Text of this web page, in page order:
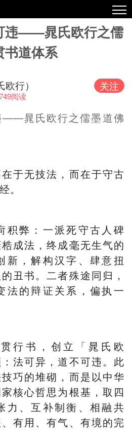
热点
原创
视频
专栏
违——晁氏欧行之儒
书道体系
行）
阅读
关注
——晁氏欧行之儒墨道佛
于无技法，而在于守古
。
积弊：一派死守古人碑
成法，终成毫无生气的
新，解构汉字、肆意扭
丑书。二者殊途同归，
法的辩证关系，偏执一
行书，创立「晁氏欧
法可异，道不可违。此
巧的堆砌，而是以中华
核心哲思为根基，取四
力、互补制衡、相融共
有用、有气、有境的完